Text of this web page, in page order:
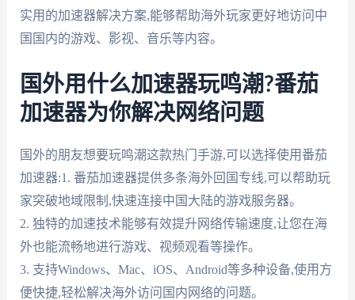
实用的加速器解决方案,能够帮助海外玩家更好地访问中
国国内的游戏、影视、音乐等内容。
国外用什么加速器玩鸣潮?番茄
加速器为你解决网络问题
国外的朋友想要玩鸣潮这款热门手游,可以选择使用番茄
加速器:1. 番茄加速器提供多条海外回国专线,可以帮助玩
家突破地域限制,快速连接中国大陆的游戏服务器。
2. 独特的加速技术能够有效提升网络传输速度,让您在海
外也能流畅地进行游戏、视频观看等操作。
3. 支持Windows、Mac、iOS、Android等多种设备,使用方
便快捷,轻松解决海外访问国内网络的问题。